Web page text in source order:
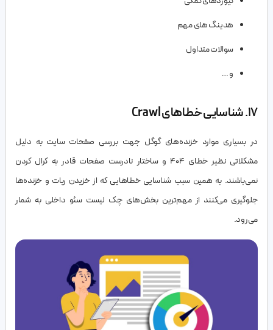
هدینگ های مهم
سوالات متداول
و …
17. شناسایی خطاهای Crawl
در بسیاری موارد خزنده‌های گوگل جهت بررسی صفحات سایت به دلیل
مشکلاتی نظیر خطای 404 و ساختار نادرست صفحات قادر به کرال کردن
نمی‌باشند. به همین سبب شناسایی خطاهایی که از خزیدن ربات و خزنده‌ها
جلوگیری می‌کنند از مهم‌ترین بخش‌های چک لیست سئو داخلی به شمار
می‌رود.